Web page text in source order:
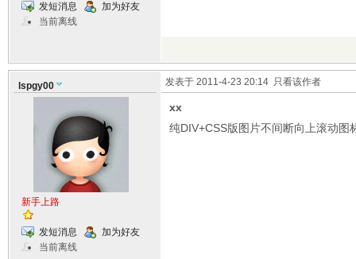
发短消息
加为好友
当前离线
lspgy00
新手上路
发短消息
加为好友
当前离线
发表于 2011-4-23 20:14 只看该作者
xx
纯DIV+CSS版图片不间断向上滚动图